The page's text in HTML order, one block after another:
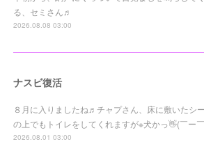
る、セミさん♬
2026.08.08 03:00
ナスビ復活
８月に入りましたね♬チャプさん、床に敷いたシ
の上でもトイレをしてくれますが※犬かっ👋(￣ー
2026.08.01 03:00